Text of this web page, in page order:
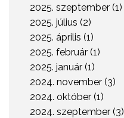
2025. szeptember (1)
2025. július (2)
2025. április (1)
2025. február (1)
2025. január (1)
2024. november (3)
2024. október (1)
2024. szeptember (3)